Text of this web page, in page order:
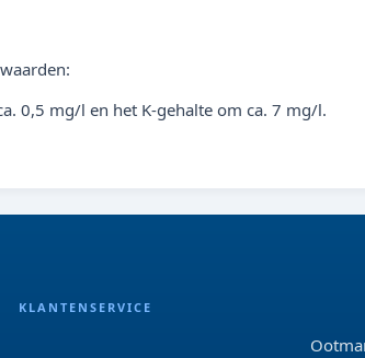
0,5 mg/l en het K-gehalte om ca. 7 mg/l.
KLANTENSERVICE